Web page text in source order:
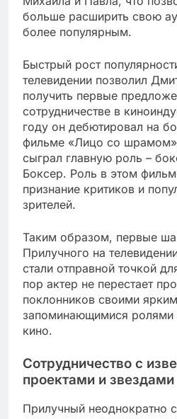
больше расширить свою
более популярным.
Быстрый рост
телевидении позволил
получить первые
сотрудничестве в
году он дебютировал на
фильме «Лицо со
сыграл главную роль –
Боксер. Роль в этом
признание критиков и
зрителей.
Таким образом, первые
Прилучного на
стали отправной точкой
пор актер не перестает
поклонников своими
запоминающимися ролями
кино.
Сотрудничество с
проектами и звездами
Прилучный неоднократно